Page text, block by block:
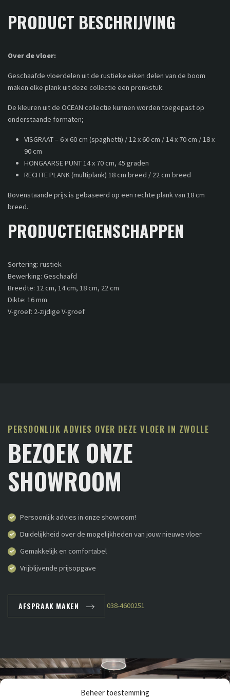
Beheer toestemming
PRODUCT BESCHRIJVING
Over de vloer:
Geschaafde vloerdelen uit de rustieke eiken delen van de boom
maken elke plank uit deze collectie een pronkstuk.
De kleuren uit de OCEAN collectie kunnen worden toegepast op
onderstaande formaten;
VISGRAAT – 6 x 60 cm (spaghetti) / 12 x 60 cm / 14 x 70 cm / 18 x
90 cm
HONGAARSE PUNT 14 x 70 cm, 45 graden
RECHTE PLANK (multiplank) 18 cm breed / 22 cm breed
Bovenstaande prijs is gebaseerd op een rechte plank van 18 cm
breed.
PRODUCTEIGENSCHAPPEN
Sortering: rustiek
Bewerking: Geschaafd
Breedte: 12 cm, 14 cm, 18 cm, 22 cm
Dikte: 16 mm
V-groef: 2-zijdige V-groef
PERSOONLIJK ADVIES OVER DEZE VLOER IN ZWOLLE
BEZOEK ONZE
SHOWROOM
Persoonlijk advies in onze showroom!
Duidelijkheid over de mogelijkheden van jouw nieuwe vloer
Gemakkelijk en comfortabel
Vrijblijvende prijsopgave
AFSPRAAK MAKEN 038-4600251